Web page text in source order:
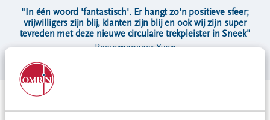
"In één woord 'fantastisch'. Er hangt zo'n positieve sfeer;
vrijwilligers zijn blij, klanten zijn blij en ook wij zijn super
tevreden met deze nieuwe circulaire trekpleister in Sneek"
Regiomanager Yvon
Positieve toekomst